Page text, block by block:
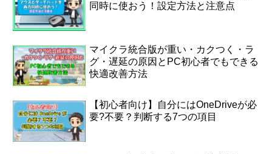
同時に使おう！設定方法と注意点
マイクラ統合版が重い・カクつく・ラ
グ・遅延の原因とPC初心者でもできる
快適改善方法
【初心者向け】自分にはOneDriveが必
要?不要？判断する7つの項目